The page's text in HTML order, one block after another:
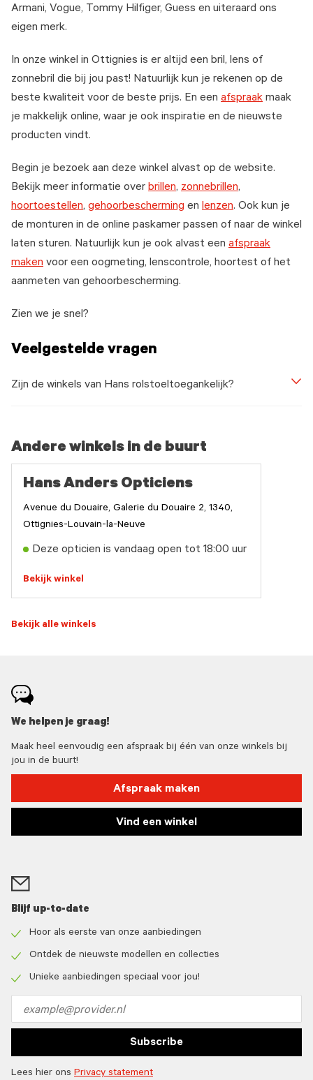
Armani, Vogue, Tommy Hilfiger, Guess en uiteraard ons
eigen merk.
In onze winkel in Ottignies is er altijd een bril, lens of
zonnebril die bij jou past! Natuurlijk kun je rekenen op de
beste kwaliteit voor de beste prijs. En een afspraak maak
je makkelijk online, waar je ook inspiratie en de nieuwste
producten vindt.
Begin je bezoek aan deze winkel alvast op de website.
Bekijk meer informatie over brillen, zonnebrillen,
hoortoestellen, gehoorbescherming en lenzen. Ook kun je
de monturen in de online paskamer passen of naar de winkel
laten sturen. Natuurlijk kun je ook alvast een afspraak
maken voor een oogmeting, lenscontrole, hoortest of het
aanmeten van gehoorbescherming.
Zien we je snel?
Veelgestelde vragen
Zijn de winkels van Hans rolstoeltoegankelijk?
Andere winkels in de buurt
Hans Anders Opticiens
Avenue du Douaire, Galerie du Douaire 2, 1340,
Ottignies-Louvain-la-Neuve
Deze opticien is vandaag open tot 18:00 uur
Bekijk winkel
Bekijk alle winkels
We helpen je graag!
Maak heel eenvoudig een afspraak bij één van onze winkels bij
jou in de buurt!
Afspraak maken
Vind een winkel
Blijf up-to-date
icon
Hoor als eerste van onze aanbiedingen
icon
Ontdek de nieuwste modellen en collecties
Unieke aanbiedingen speciaal voor jou!
address
Subscribe
Lees hier ons Privacy statement